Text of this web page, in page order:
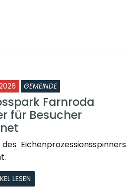
GEMEINDE
Farnroda
für Besucher
Eichenprozessionsspinners
LESEN